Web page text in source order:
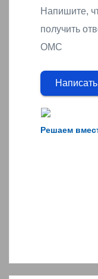
Решаем
Напишите,
получить
ОМС
Написать